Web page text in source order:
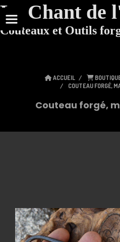
Le Chant de
Couteaux et Outils
ACCUEIL
COUTEAU FORGÉ,
Couteau forgé,